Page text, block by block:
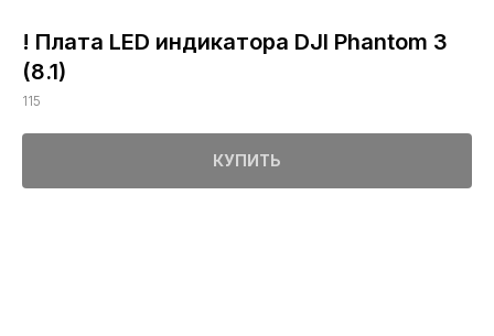
! Плата LED индикатора DJI Phantom 3
(8.1)
115
КУПИТЬ